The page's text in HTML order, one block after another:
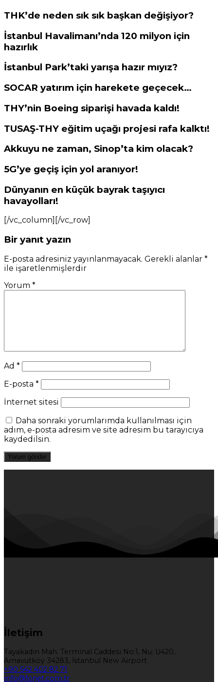
THK’de neden sık sık başkan değişiyor?
İstanbul Havalimanı’nda 120 milyon için
hazırlık
İstanbul Park’taki yarışa hazır mıyız?
SOCAR yatırım için harekete geçecek…
THY’nin Boeing siparişi havada kaldı!
TUSAŞ-THY eğitim uçağı projesi rafa kalktı!
Akkuyu ne zaman, Sinop’ta kim olacak?
5G’ye geçiş için yol aranıyor!
Dünyanın en küçük bayrak taşıyıcı
havayolları!
[/vc_column][/vc_row]
Bir yanıt yazın
E-posta adresiniz yayınlanmayacak. Gerekli alanlar *
ile işaretlenmişlerdir
Yorum *
Ad *
E-posta *
İnternet sitesi
Daha sonraki yorumlarımda kullanılması için
adım, e-posta adresim ve site adresim bu tarayıcıya
kaydedilsin.
İletişim
Tayakadın Mah. Terminal Caddesi No:1, Nu: U420,
Arnavutköy 34283, İstanbul New Airport
+90 542 402 82 71
info@forjet.com.tr